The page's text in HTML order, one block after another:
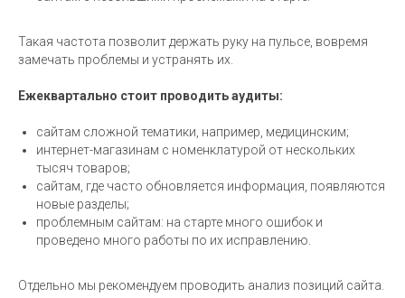
Такая частота позволит держать руку на пульсе, вовремя
замечать проблемы и устранять их.
Ежеквартально стоит проводить аудиты:
сайтам сложной тематики, например, медицинским;
интернет-магазинам с номенклатурой от нескольких
тысяч товаров;
сайтам, где часто обновляется информация, появляются
новые разделы;
проблемным сайтам: на старте много ошибок и
проведено много работы по их исправлению.
Отдельно мы рекомендуем проводить анализ позиций сайта.